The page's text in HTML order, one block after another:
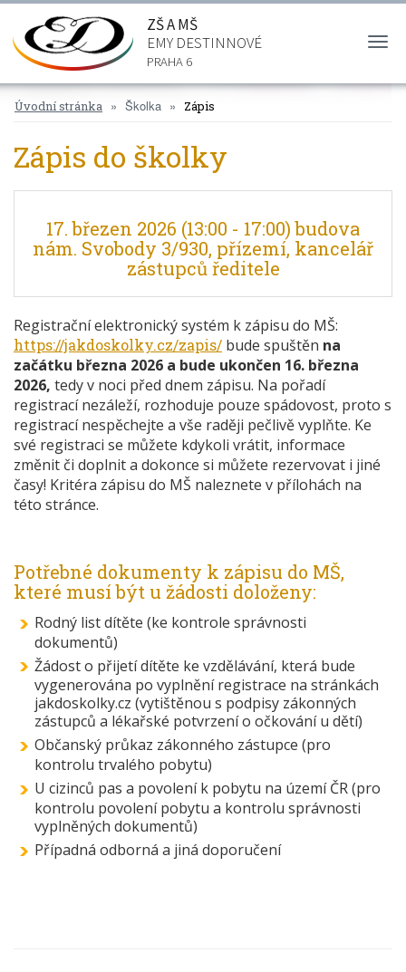
ZŠ A MŠ
EMY DESTINNOVÉ
PRAHA 6
Úvodní stránka Školka Zápis
Zápis do školky
17. březen 2026 (13:00 - 17:00) budova
nám. Svobody 3/930, přízemí, kancelář
zástupců ředitele
Registrační elektronický systém k zápisu do MŠ:
https://jakdoskolky.cz/zapis/ bude spuštěn na
začátku března 2026 a bude ukončen 16. března
2026, tedy v noci před dnem zápisu. Na pořadí
registrací nezáleží, rozhoduje pouze spádovost, proto s
registrací nespěchejte a vše raději pečlivě vyplňte. Ke
své registraci se můžete kdykoli vrátit, informace
změnit či doplnit a dokonce si můžete rezervovat i jiné
časy! Kritéra zápisu do MŠ naleznete v přílohách na
této stránce.
Potřebné dokumenty k zápisu do MŠ,
které musí být u žádosti doloženy:
Rodný list dítěte (ke kontrole správnosti
dokumentů)
Žádost o přijetí dítěte ke vzdělávání, která bude
vygenerována po vyplnění registrace na stránkách
jakdoskolky.cz (vytištěnou s podpisy zákonných
zástupců a lékařské potvrzení o očkování u dětí)
Občanský průkaz zákonného zástupce (pro
kontrolu trvalého pobytu)
U cizinců pas a povolení k pobytu na území ČR (pro
kontrolu povolení pobytu a kontrolu správnosti
vyplněných dokumentů)
Případná odborná a jiná doporučení